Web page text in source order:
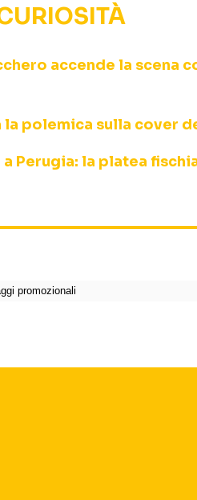
accende la scena
la polemica sulla cover
Perugia: la platea